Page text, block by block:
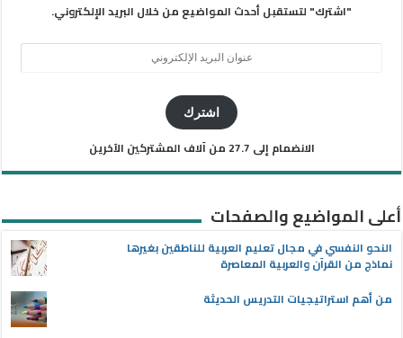
"اشترك" لتستقبل أحدث المواضيع من خلال البريد الإلكتروني.
اشترك
الانضمام إلى 27.7 من آلاف المشتركين الآخرين
أعلى المواضيع والصفحات
النحو النفسي في مجال تعليم العربية للناطقين بغيرها
نماذج من القرآن والعربية المعاصرة
من أهم استراتيجيات التدريس الحديثة